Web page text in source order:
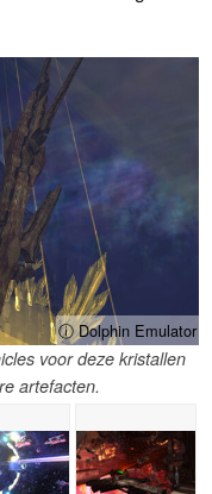
ⓘ Dolphin Emulator
voor deze kristallen
artefacten.